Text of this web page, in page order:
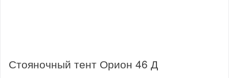
Стояночный тент Орион 46 Д